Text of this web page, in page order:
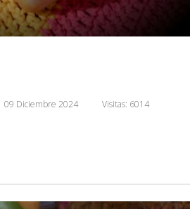
09 Diciembre 2024 Visitas: 6014